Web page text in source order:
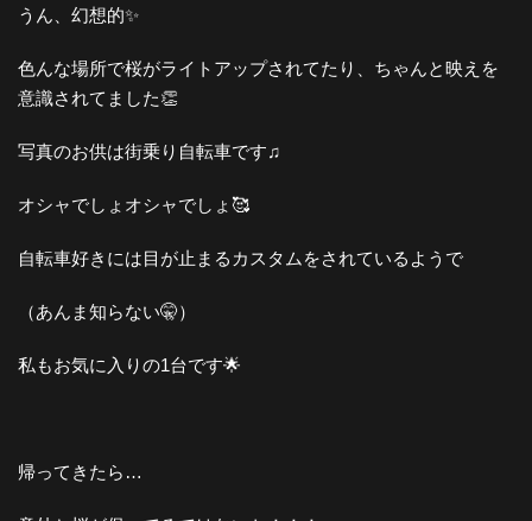
うん、幻想的✨
色んな場所で桜がライトアップされてたり、ちゃんと映えを
意識されてました👏
写真のお供は街乗り自転車です♫
オシャでしょオシャでしょ🥰
自転車好きには目が止まるカスタムをされているようで
（あんま知らない🤫）
私もお気に入りの1台です🌟
帰ってきたら…